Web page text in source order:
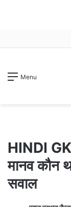
Menu
HINDI GK:
मानव कौन
सवाल